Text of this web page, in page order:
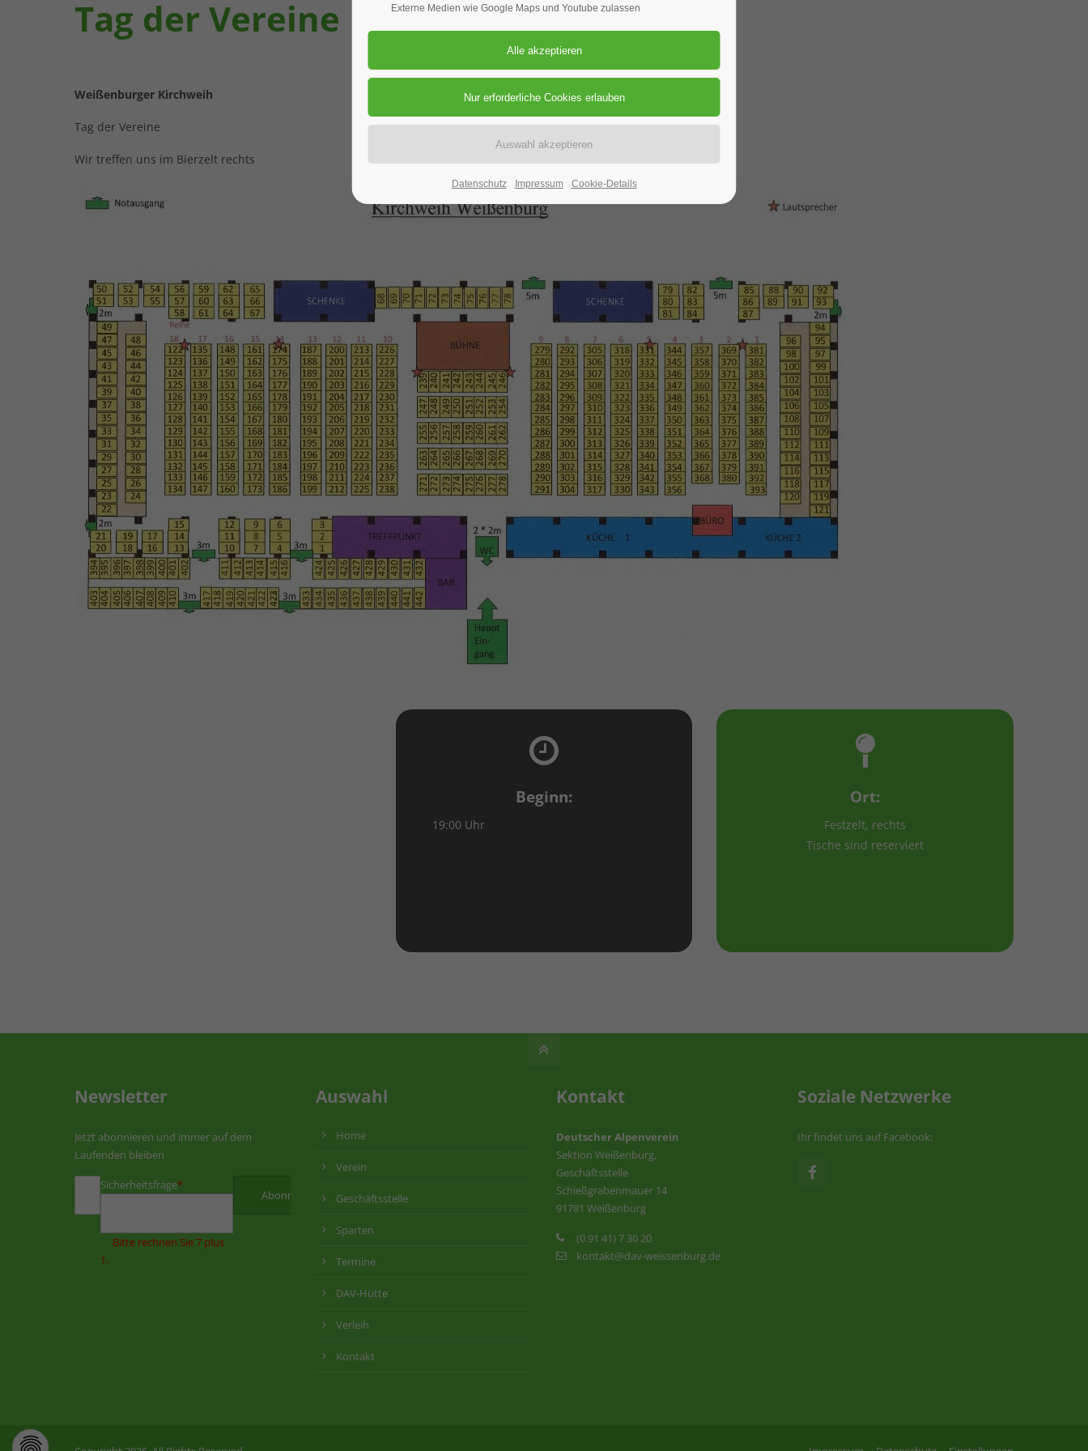
Tag der Vereine
19.08.2026
ORT: WEISSENBURGER KIRCHWEIH
Weißenburger Kirchweih
Tag der Vereine
Wir treffen uns im Bierzelt rechts
Beginn:
19:00 Uhr
Ort:
Festzelt, rechts
Tische sind reserviert
Newsletter
Jetzt abonnieren und immer auf dem
Laufenden bleiben
Sicherheitsfrage*
Bitte rechnen Sie 7 plus
1.
Auswahl
Home
Verein
Geschäftsstelle
Sparten
Termine
DAV-Hütte
Verleih
Kontakt
Kontakt
Deutscher Alpenverein
Sektion Weißenburg,
Geschäftsstelle
Schießgrabenmauer 14
91781 Weißenburg
(0 91 41) 7 30 20
kontakt@dav-weissenburg.de
Soziale Netzwerke
Ihr findet uns auf Facebook:
Externe Medien wie Google Maps und Youtube zulassen
Datenschutz Impressum Cookie-Details